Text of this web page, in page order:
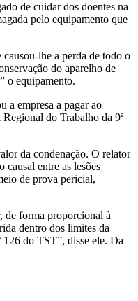
de cuidar dos doentes na
pelo equipamento que
lhe a perda de todo o
do aparelho de
o equipamento.
a empresa a pagar ao
do Trabalho da 9ª
da condenação. O relator
entre as lesões
de prova pericial,
de forma proporcional à
dentro dos limites da
do TST”, disse ele. Da